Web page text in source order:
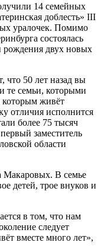
14 семейных
доблесть» III
уралочек. Помимо
состоялась
рождения двух новых
что 50 лет назад вы
те семьи, которыми
которым живёт
отличия исполнится
более 75 тысяч
заместитель
области
Макаровых. В семье
детей, трое внуков и
в том, что нам
следует
вместе много лет»,